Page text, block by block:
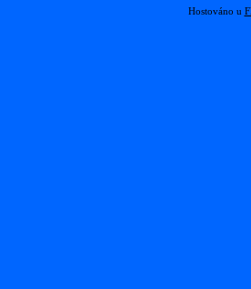
Hostováno u